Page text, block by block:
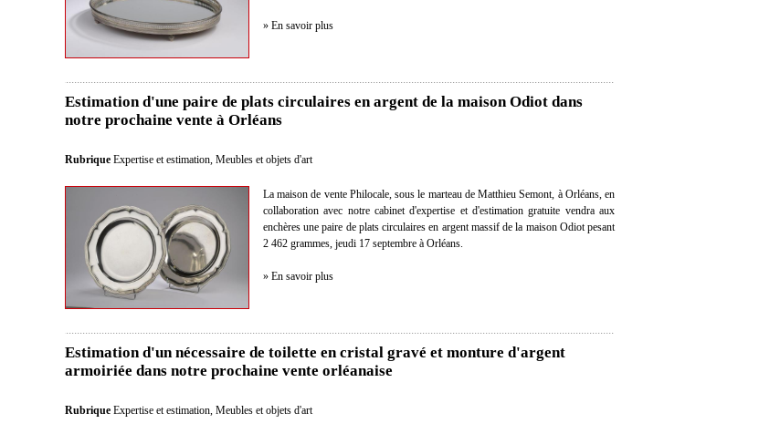
» En savoir plus
Estimation d'une paire de plats circulaires en argent de la maison Odiot dans
notre prochaine vente à Orléans
Rubrique Expertise et estimation, Meubles et objets d'art
La maison de vente Philocale, sous le marteau de Matthieu Semont, à Orléans, en
collaboration avec notre cabinet d'expertise et d'estimation gratuite vendra aux
enchères une paire de plats circulaires en argent massif de la maison Odiot pesant
2 462 grammes, jeudi 17 septembre à Orléans.
» En savoir plus
Estimation d'un nécessaire de toilette en cristal gravé et monture d'argent
armoiriée dans notre prochaine vente orléanaise
Rubrique Expertise et estimation, Meubles et objets d'art